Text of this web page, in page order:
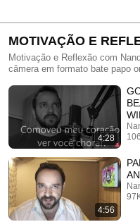
MOTIVAÇÃO E
PINHEIRO
Motivação e Reflexão com
câmera em formato bate papo
humano, inscreva-se no canal
4:28
4:56